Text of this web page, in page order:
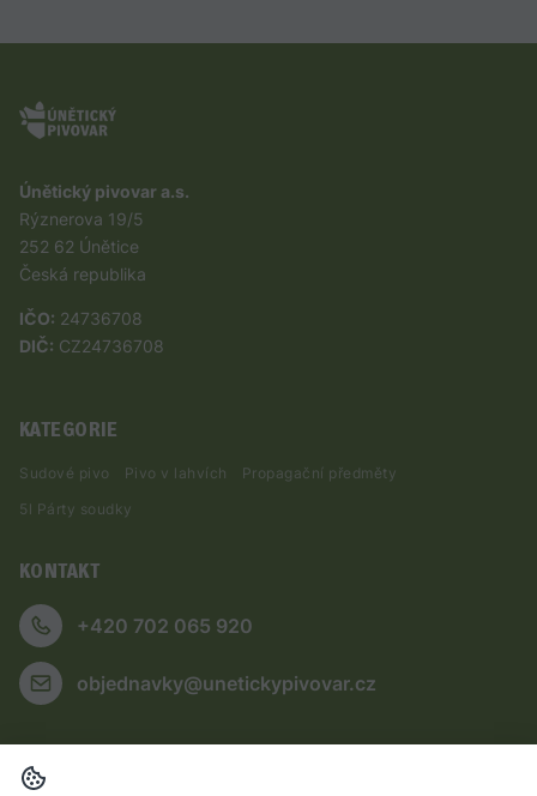
Únětický pivovar a.s.
Rýznerova 19/5
252 62 Únětice
Česká republika
IČO: 24736708
DIČ: CZ24736708
KATEGORIE
Sudové pivo Pivo v lahvích
Propagační předměty
5l Párty soudky
KONTAKT
+420 702 065 920
objednavky@unetickypivovar.cz